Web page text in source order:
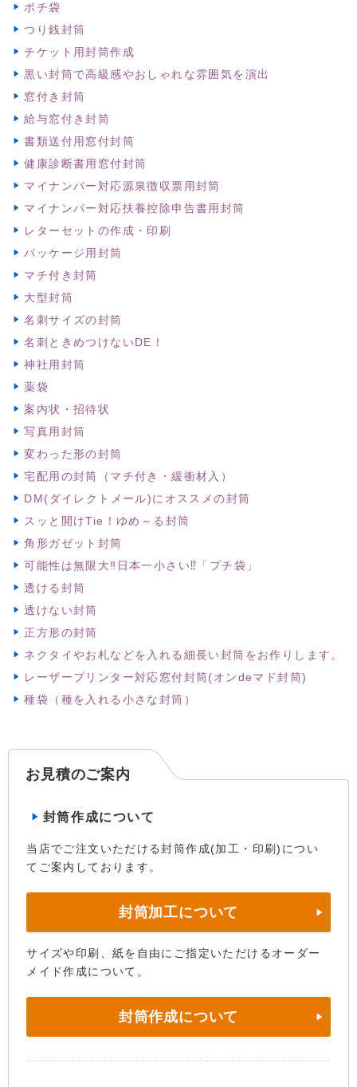
ポチ袋
つり銭封筒
チケット用封筒作成
黒い封筒で高級感やおしゃれな雰囲気を演出
窓付き封筒
給与窓付き封筒
書類送付用窓付封筒
健康診断書用窓付封筒
マイナンバー対応源泉徴収票用封筒
マイナンバー対応扶養控除申告書用封筒
レターセットの作成・印刷
パッケージ用封筒
マチ付き封筒
大型封筒
名刺サイズの封筒
名刺ときめつけないDE！
神社用封筒
薬袋
案内状・招待状
写真用封筒
変わった形の封筒
宅配用の封筒（マチ付き・緩衝材入）
DM(ダイレクトメール)にオススメの封筒
スッと開けTie！ゆめ～る封筒
角形ガゼット封筒
可能性は無限大‼日本一小さい⁉「プチ袋」
透ける封筒
透けない封筒
正方形の封筒
ネクタイやお札などを入れる細長い封筒をお作りします。
レーザープリンター対応窓付封筒(オンdeマド封筒)
種袋（種を入れる小さな封筒）
お見積のご案内
封筒作成について
当店でご注文いただける封筒作成(加工・印刷)につい
てご案内しております。
封筒加工について
サイズや印刷、紙を自由にご指定いただけるオーダー
メイド作成について。
封筒作成について